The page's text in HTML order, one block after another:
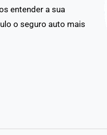
entender a sua
o seguro auto mais